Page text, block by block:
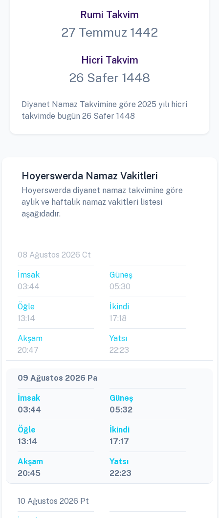
Rumi Takvim
27 Temmuz 1442
Hicri Takvim
26 Safer 1448
Diyanet Namaz Takvimine göre 2025 yılı hicri
takvimde bugün 26 Safer 1448
Hoyerswerda Namaz Vakitleri
Hoyerswerda diyanet namaz takvimine göre
aylık ve haftalık namaz vakitleri listesi
aşağıdadır.
08 Ağustos 2026 Ct
İmsak
03:44
Güneş
05:30
Öğle
13:14
İkindi
17:18
Akşam
20:47
Yatsı
22:23
09 Ağustos 2026 Pa
İmsak
03:44
Güneş
05:32
Öğle
13:14
İkindi
17:17
Akşam
20:45
Yatsı
22:23
10 Ağustos 2026 Pt